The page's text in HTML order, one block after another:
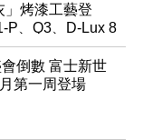
」烤漆工藝登
P、Q3、D-Lux 8
倒數 富士新世
第一周登場